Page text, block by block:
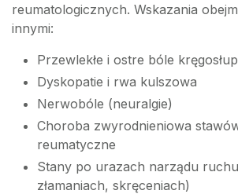
reumatologicznych. Wskazania
innymi:
Przewlekłe i ostre bóle
Dyskopatie i rwa kulszowa
Nerwobóle (neuralgie)
Choroba zwyrodnieniowa
reumatyczne
Stany po urazach narządu
złamaniach, skręceniach)